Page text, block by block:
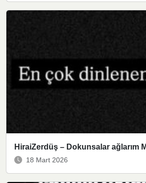
HiraiZerdüş – Dokunsalar ağlarım
18 Mart 2026